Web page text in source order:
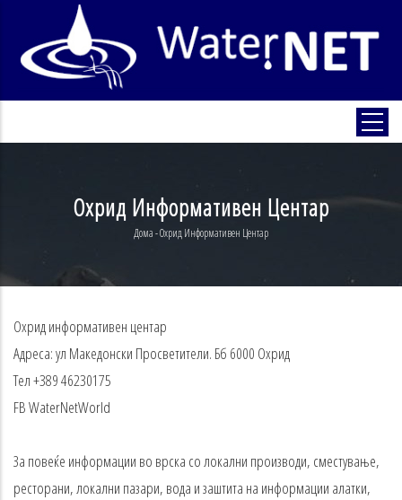
main
Охрид Информативен Центар
Breadcrumb
Дома-Охрид Информативен Центар
Охридинформативен центар
Адреса: ул Македонски Просветители. Бб 6000 Охрид
Тел+389 46230175
FBWaterNetWorld
За повеќе информации во врска солокални производи, сместување,
ресторани, локални пазари, вода и заштита на информации алатки,